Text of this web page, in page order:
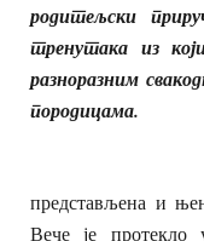
родитељски
тренутака из
разноразним
породицама.
Истом
представљена и
Вече је